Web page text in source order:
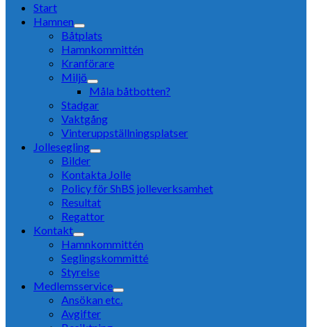
Start
Hamnen
Båtplats
Hamnkommittén
Kranförare
Miljö
Måla båtbotten?
Stadgar
Vaktgång
Vinteruppställningsplatser
Jollesegling
Bilder
Kontakta Jolle
Policy för ShBS jolleverksamhet
Resultat
Regattor
Kontakt
Hamnkommittén
Seglingskommitté
Styrelse
Medlemsservice
Ansökan etc.
Avgifter